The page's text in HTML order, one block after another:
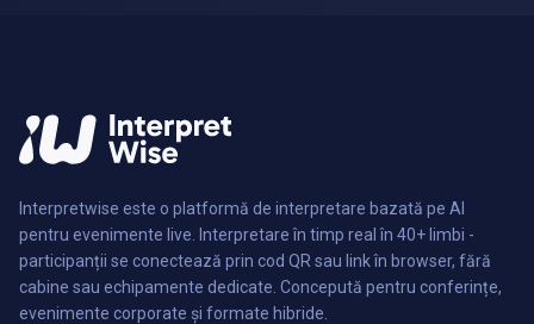
Interpretwise este o platformă de interpretare bazată pe AI
pentru evenimente live. Interpretare în timp real în 40+ limbi -
participanții se conectează prin cod QR sau link în browser, fără
cabine sau echipamente dedicate. Concepută pentru conferințe,
evenimente corporate și formate hibride.